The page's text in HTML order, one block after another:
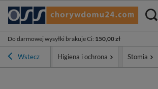
Do darmowej wysyłki brakuje Ci: 150,00 zł
Wstecz
główna Higiena i ochrona Stomia